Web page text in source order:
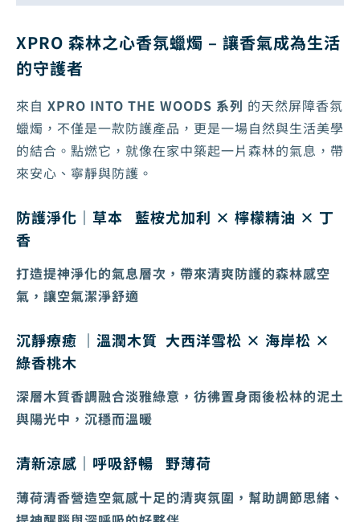
XPRO 森林之心香氛蠟燭 – 讓香氣成為生活
的守護者
來自 XPRO INTO THE WOODS 系列 的天然屏障香氛
蠟燭，不僅是一款防護產品，更是一場自然與生活美學
的結合。點燃它，就像在家中築起一片森林的氣息，帶
來安心、寧靜與防護。
防護淨化｜草本 藍桉尤加利 × 檸檬精油 × 丁
香
打造提神淨化的氣息層次，帶來清爽防護的森林感空
氣，讓空氣潔淨舒適
沉靜療癒 ｜溫潤木質 大西洋雪松 × 海岸松 ×
綠香桃木
深層木質香調融合淡雅綠意，彷彿置身雨後松林的泥土
與陽光中，沉穩而溫暖
清新涼感｜呼吸舒暢 野薄荷
薄荷清香營造空氣感十足的清爽氛圍，幫助調節思緒、